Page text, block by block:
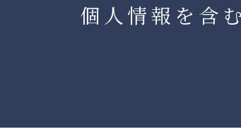
個人情報を含